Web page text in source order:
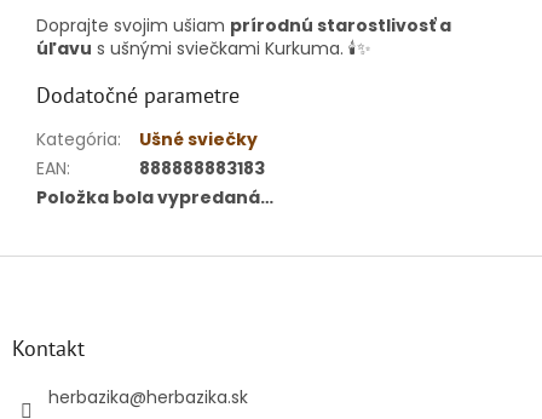
Doprajte svojim ušiam prírodnú starostlivosť a
úľavu s ušnými sviečkami Kurkuma. 🕯️✨
Dodatočné parametre
Kategória:
Ušné sviečky
EAN:
888888883183
Položka bola vypredaná…
Kontakt
herbazika@herbazika.sk